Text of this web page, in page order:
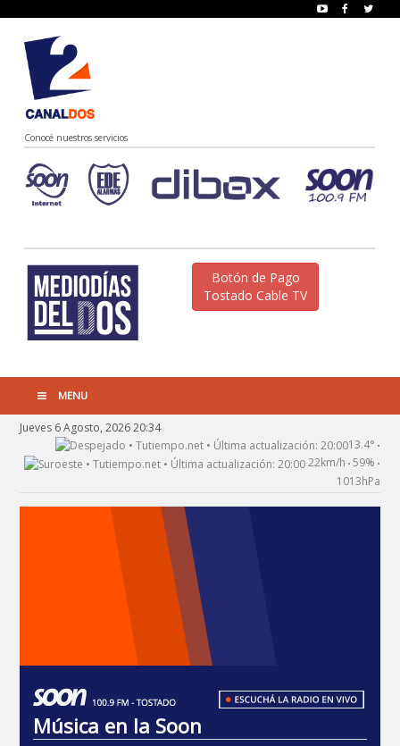
Conocé nuestros servicios
Botón de Pago
Tostado Cable TV
MENU
Jueves 6 Agosto, 2026 20:34
13.4° •
22km/h • 59% •
1013hPa
Música en la Soon